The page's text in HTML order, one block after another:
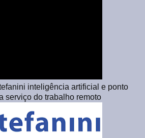
inteligência artificial e ponto
serviço do trabalho remoto